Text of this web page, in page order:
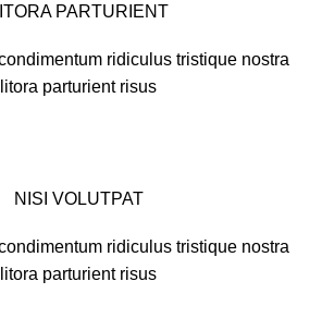
PARTURIENT
ridiculus tristique nostra
litora parturient risus
NISI VOLUTPAT
ridiculus tristique nostra
litora parturient risus